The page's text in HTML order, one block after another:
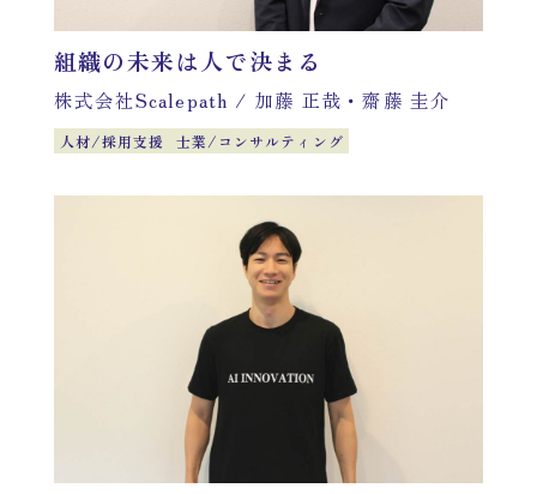
組織の未来は人で決まる
株式会社Scalepath / 加藤 正哉・齋藤 圭介
人材/採用支援 士業/コンサルティング